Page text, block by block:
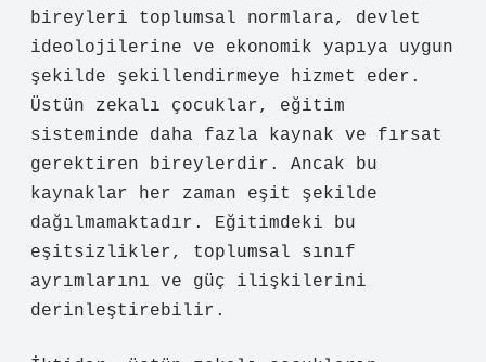
bireyleri toplumsal normlara, devlet
ideolojilerine ve ekonomik yapıya uygun
şekilde şekillendirmeye hizmet eder.
Üstün zekalı çocuklar, eğitim
sisteminde daha fazla kaynak ve fırsat
gerektiren bireylerdir. Ancak bu
kaynaklar her zaman eşit şekilde
dağılmamaktadır. Eğitimdeki bu
eşitsizlikler, toplumsal sınıf
ayrımlarını ve güç ilişkilerini
derinleştirebilir.